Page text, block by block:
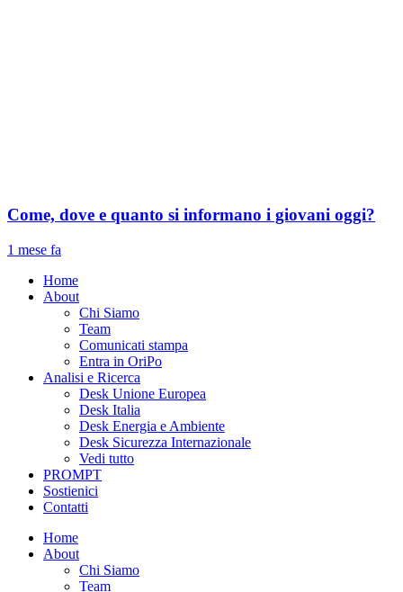
Come, dove e quanto si informano i giovani oggi?
1 mese fa
Home
About
Chi Siamo
Team
Comunicati stampa
Entra in OriPo
Analisi e Ricerca
Desk Unione Europea
Desk Italia
Desk Energia e Ambiente
Desk Sicurezza Internazionale
Vedi tutto
PROMPT
Sostienici
Contatti
Home
About
Chi Siamo
Team